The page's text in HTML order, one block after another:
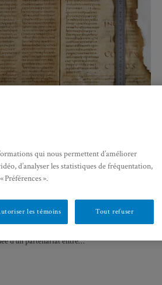
initiation au texte médiéval et
renaissant
d’été internationale
Du 26 au 31 août 2018
d’un partenariat entre…
qui nous permettent d’améliorer
d’analyser les statistiques de fréquentation,
».
Tout refuser
les témoins